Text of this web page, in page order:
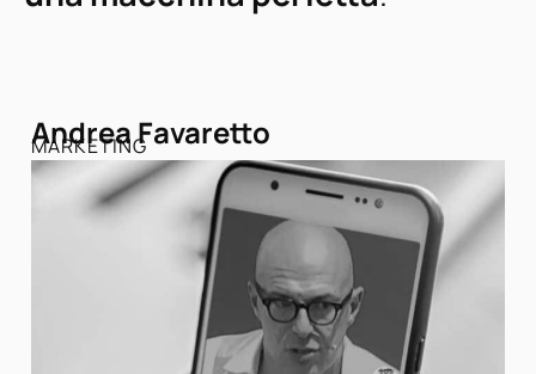
Andrea Favaretto
MARKETING